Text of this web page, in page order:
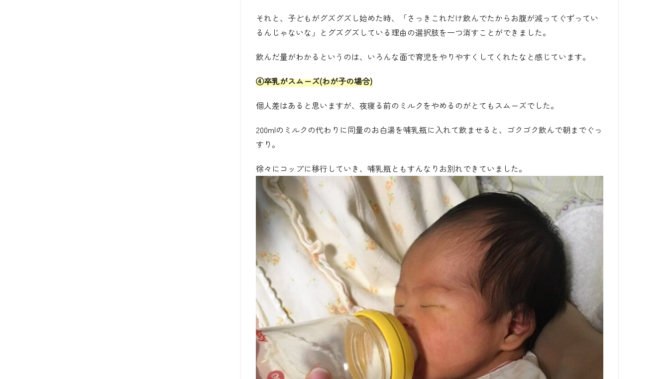
それと、子どもがグズグズし始めた時、「さっきこれだけ飲んでたからお腹が減ってぐずってい
るんじゃないな」とグズグズしている理由の選択肢を一つ消すことができました。
飲んだ量がわかるというのは、いろんな面で育児をやりやすくしてくれたなと感じています。
④卒乳がスムーズ(わが子の場合)
個人差はあると思いますが、夜寝る前のミルクをやめるのがとてもスムーズでした。
200mlのミルクの代わりに同量のお白湯を哺乳瓶に入れて飲ませると、ゴクゴク飲んで朝までぐっ
すり。
徐々にコップに移行していき、哺乳瓶ともすんなりお別れできていました。